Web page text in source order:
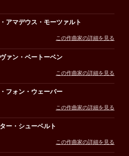
アマデウス・モーツァルト
この作曲家の詳細を見る
ァン・ベートーベン
この作曲家の詳細を見る
フォン・ウェーバー
この作曲家の詳細を見る
ー・シューベルト
この作曲家の詳細を見る